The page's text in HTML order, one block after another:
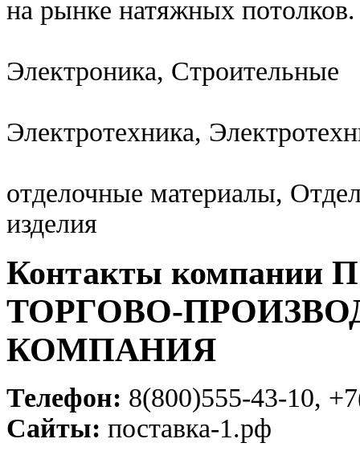
на рынке натяжных потолков.
Электроника, Строительные
Электротехника,
отделочные материалы,
изделия
Контакты
ТОРГОВО-
КОМПАНИЯ
Телефон: 8(800)555-43-10,
Сайты: поставка-1.рф